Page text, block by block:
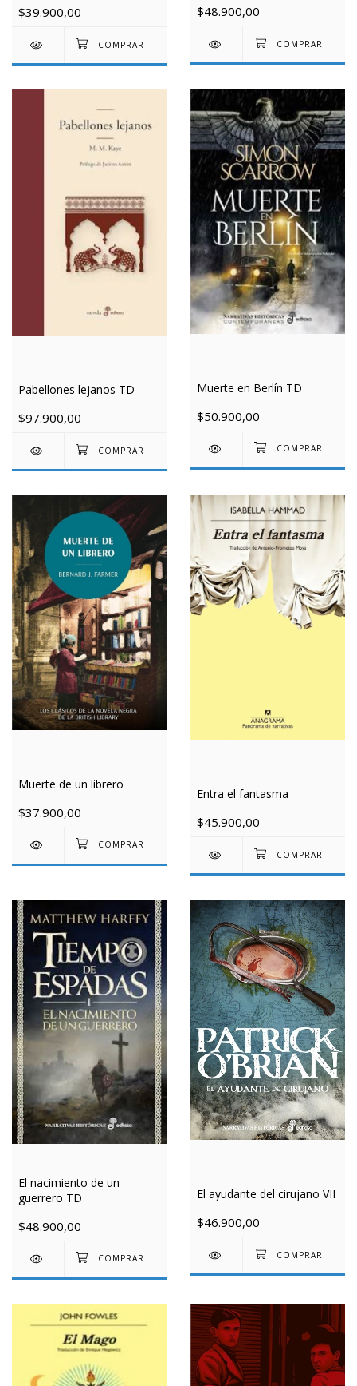
$39.900,00 $48.900,00
Pabellones lejanos TD
$97.900,00
Muerte en Berlín TD
$50.900,00
Muerte de un librero
$37.900,00
Entra el fantasma
$45.900,00
El nacimiento de un
guerrero TD
$48.900,00
El ayudante del cirujano VII
$46.900,00